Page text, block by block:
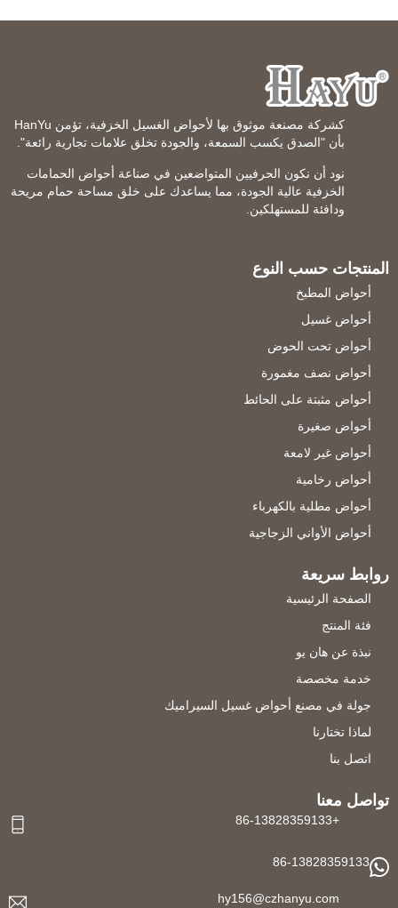
كشركة مصنعة موثوق بها لأحواض الغسيل الخزفية، تؤمن HanYu
بأن "الصدق يكسب السمعة، والجودة تخلق علامات تجارية رائعة".
نود أن نكون الحرفيين المتواضعين في صناعة أحواض الحمامات
الخزفية عالية الجودة، مما يساعدك على خلق مساحة حمام مريحة
ودافئة للمستهلكين.
المنتجات حسب النوع
أحواض المطبخ
أحواض غسيل
أحواض تحت الحوض
أحواض نصف مغمورة
أحواض مثبتة على الحائط
أحواض صغيرة
أحواض غير لامعة
أحواض رخامية
أحواض مطلية بالكهرباء
أحواض الأواني الزجاجية
روابط سريعة
الصفحة الرئيسية
فئة المنتج
نبذة عن هان يو
خدمة مخصصة
جولة في مصنع أحواض غسيل السيراميك
لماذا تختارنا
اتصل بنا
تواصل معنا
+86-13828359133
86-13828359133
hy156@czhanyu.com